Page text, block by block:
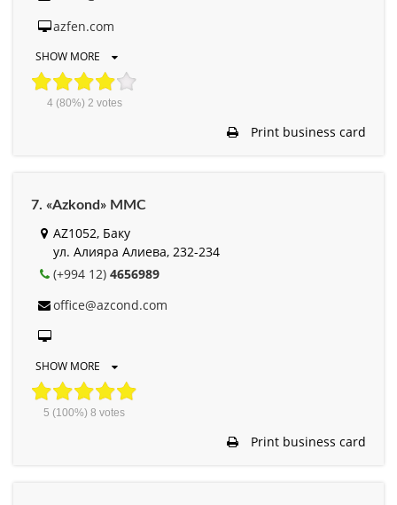
azfen.com
SHOW MORE
4(80%) 2 votes
Print business card
7. «Azkond» MMC
AZ1052, Баку
ул. Алияра Алиева, 232-234
(+994 12) 4656989
office@azcond.com
SHOW MORE
5 (100%) 8 votes
Print business card